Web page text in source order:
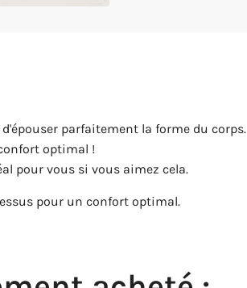
parfaitement la forme du corps.
optimal !
pour vous si vous aimez cela.
pour un confort optimal.